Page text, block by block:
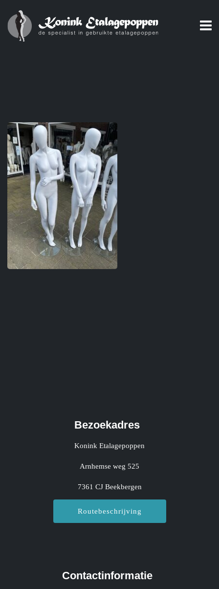
Bezoekadres
Konink Etalagepoppen
Arnhemse weg 525
7361 CJ Beekbergen
Routebeschrijving
Contactinformatie